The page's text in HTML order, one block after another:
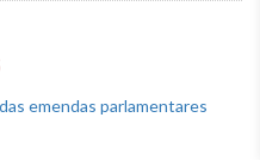
emendas parlamentares